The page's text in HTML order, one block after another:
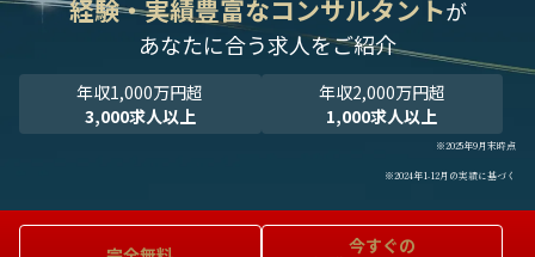
経験・実績豊富なコンサルタントが
あなたに合う求人をご紹介
年収1,000万円超
3,000求人以上
年収2,000万円超
1,000求人以上
※2025年9月末時点
※2024年1-12月の実績に基づく
今すぐの